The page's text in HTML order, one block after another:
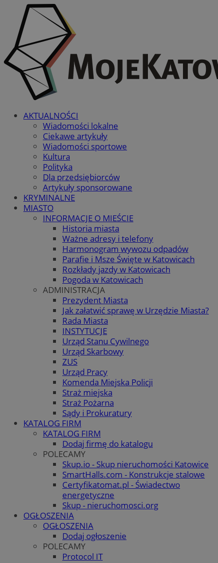
AKTUALNOŚCI
Wiadomości lokalne
Ciekawe artykuły
Wiadomości sportowe
Kultura
Polityka
Dla przedsiębiorców
Artykuły sponsorowane
KRYMINALNE
MIASTO
INFORMACJE O MIEŚCIE
Historia miasta
Ważne adresy i telefony
Harmonogram wywozu odpadów
Parafie i Msze Święte w Katowicach
Rozkłady jazdy w Katowicach
Pogoda w Katowicach
ADMINISTRACJA
Prezydent Miasta
Jak załatwić sprawę w Urzędzie Miasta?
Rada Miasta
INSTYTUCJE
Urząd Stanu Cywilnego
Urząd Skarbowy
ZUS
Urząd Pracy
Komenda Miejska Policji
Straż miejska
Straż Pożarna
Sądy i Prokuratury
KATALOG FIRM
KATALOG FIRM
Dodaj firmę do katalogu
POLECAMY
Skup.io - Skup nieruchomości Katowice
SmartHalls.com - Konstrukcje stalowe
Certyfikatomat.pl - Świadectwo
energetyczne
Skup - nieruchomosci.org
OGŁOSZENIA
OGŁOSZENIA
Dodaj ogłoszenie
POLECAMY
Protocol IT